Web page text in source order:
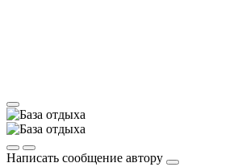
Написать сообщение автору